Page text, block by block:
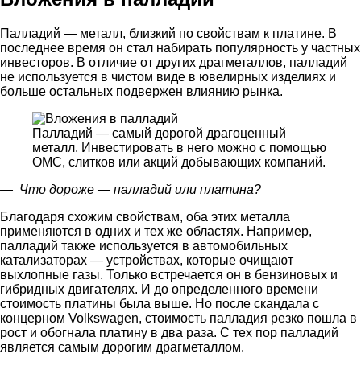
Палладий — металл, близкий по свойствам к платине. В
последнее время он стал набирать популярность у частных
инвесторов. В отличие от других драгметаллов, палладий
не используется в чистом виде в ювелирных изделиях и
больше остальных подвержен влиянию рынка.
Палладий — самый дорогой драгоценный
металл. Инвестировать в него можно с помощью
ОМС, слитков или акций добывающих компаний.
— Что дороже — палладий или платина?
Благодаря схожим свойствам, оба этих металла
применяются в одних и тех же областях. Например,
палладий также используется в автомобильных
катализаторах — устройствах, которые очищают
выхлопные газы. Только встречается он в бензиновых и
гибридных двигателях. И до определенного времени
стоимость платины была выше. Но после скандала с
концерном Volkswagen, стоимость палладия резко пошла в
рост и обогнала платину в два раза. С тех пор палладий
является самым дорогим драгметаллом.